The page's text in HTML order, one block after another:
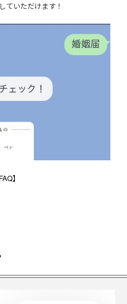
ていただけます！
】